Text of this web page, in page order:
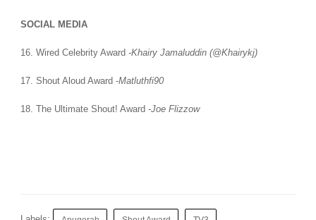
SOCIAL MEDIA
16. Wired Celebrity Award -Khairy Jamaluddin (@Khairykj)
17. Shout Aloud Award -Matluthfi90
18. The Ultimate Shout! Award -Joe Flizzow